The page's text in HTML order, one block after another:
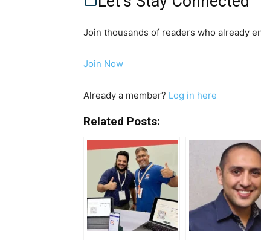
https://open.spotify.com/episode/
业客户真正看重的是什么？ 企业差旅经理
格合理、房间充足，决策者真正考虑的是
应？ 看似细小的服务缺口——比如不稳定
默的离开。 这些“无声的警告”正在悄悄流
年，老旧电梯、不稳定的暖通系统或忽冷
非标准时间抵达，若夜班员工未受过良好
餐品质下降或营业时间变动未告知，都会
理或运营负责人作为企业客户的对接窗口
户一年中可能多次入住同一家酒店。即便
通常不会在正式反馈中出现，但在客户内
Join thousands of readers who already
Join Now
Already a member? Log in here
Related Posts: